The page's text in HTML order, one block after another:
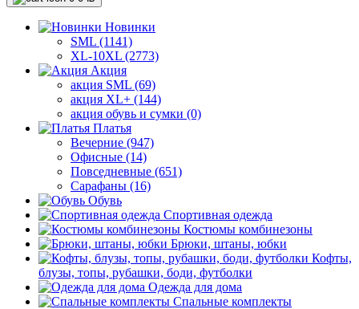
Новинки
SML (1141)
XL-10XL (2773)
Акция
акция SML (69)
акция XL+ (144)
акция обувь и сумки (0)
Платья
Вечерние (947)
Офисные (14)
Повседневные (651)
Сарафаны (16)
Обувь
Спортивная одежда
Костюмы комбинезоны
Брюки, штаны, юбки
Кофты,
блузы, топы, рубашки, боди, футболки
Одежда для дома
Спальные комплекты